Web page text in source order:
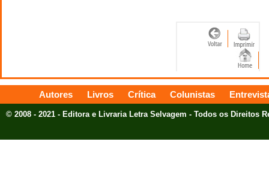
Autores Livros Crítica Colunistas
© 2008 - 2021 - Editora e Livraria Letra Selvagem - Todos os Direitos